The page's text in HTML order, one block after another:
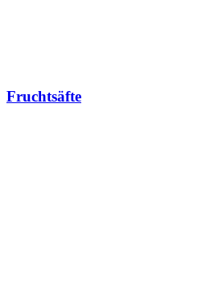
Fruchtsäfte